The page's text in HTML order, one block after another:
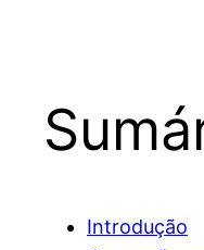
Introdução